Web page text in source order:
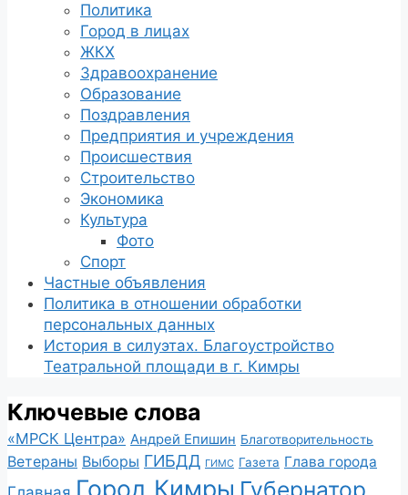
Политика
Город в лицах
ЖКХ
Здравоохранение
Образование
Поздравления
Предприятия и учреждения
Происшествия
Строительство
Экономика
Культура
Фото
Спорт
Частные объявления
Политика в отношении обработки
персональных данных
История в силуэтах. Благоустройство
Театральной площади в г. Кимры
Ключевые слова
«МРСК Центра» Андрей Епишин Благотворительность
Ветераны Выборы ГИБДД ГИМС Газета Глава города
Город Кимры Губернатор